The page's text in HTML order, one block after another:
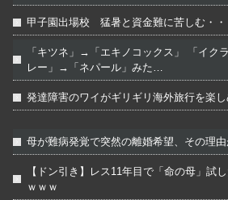
甲子園出場校 猛暑と資金難に苦しむ・・
「キツネ」→「エキノコックス」 「イク
レー」→「ネパール」みた…
発達障害のワイがギリギリ海外旅行を楽
母が難病発覚で突然の離婚希望、その理
【ドン引き】レス11年目で「命の母」試
ｗｗｗ